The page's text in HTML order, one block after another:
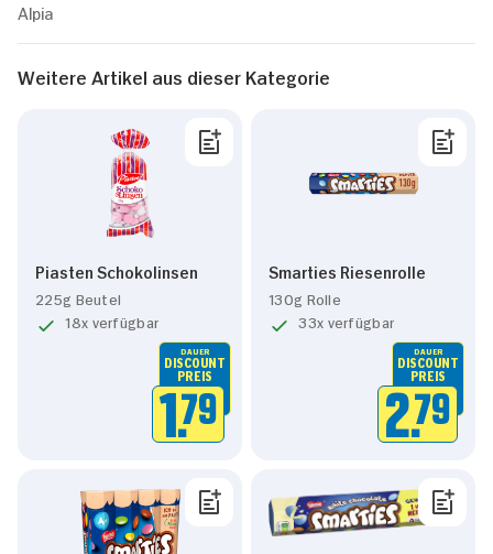
Alpia
Weitere Artikel aus dieser Kategorie
Piasten Schokolinsen
225g Beutel
18x verfügbar
DAUER
DISCOUNT
PREIS
1.79
Smarties Riesenrolle
130g Rolle
33x verfügbar
DAUER
DISCOUNT
PREIS
2.79